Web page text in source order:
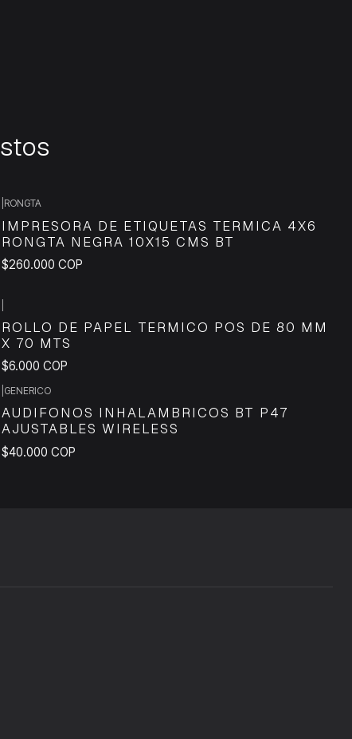
RONGTA
IMPRESORA DE ETIQUETAS TERMICA 4X6
RONGTA NEGRA 10X15 CMS BT
$260.000 COP
ROLLO DE PAPEL TERMICO POS DE 80 MM
X 70 MTS
$6.000 COP
GENERICO
AUDIFONOS INHALAMBRICOS BT P47
AJUSTABLES WIRELESS
$40.000 COP